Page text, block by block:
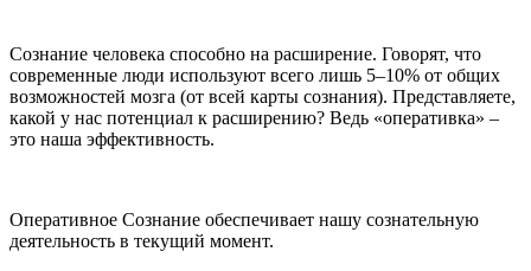
Сознание человека способно на расширение. Говорят, что
современные люди используют всего лишь 5–10% от общих
возможностей мозга (от всей карты сознания). Представляете,
какой у нас потенциал к расширению? Ведь «оперативка» –
это наша эффективность.
Оперативное Сознание обеспечивает нашу сознательную
деятельность в текущий момент.